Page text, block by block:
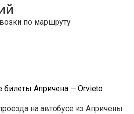
по маршруту
билеты Апричена — Orvieto
на автобусе из Апричены